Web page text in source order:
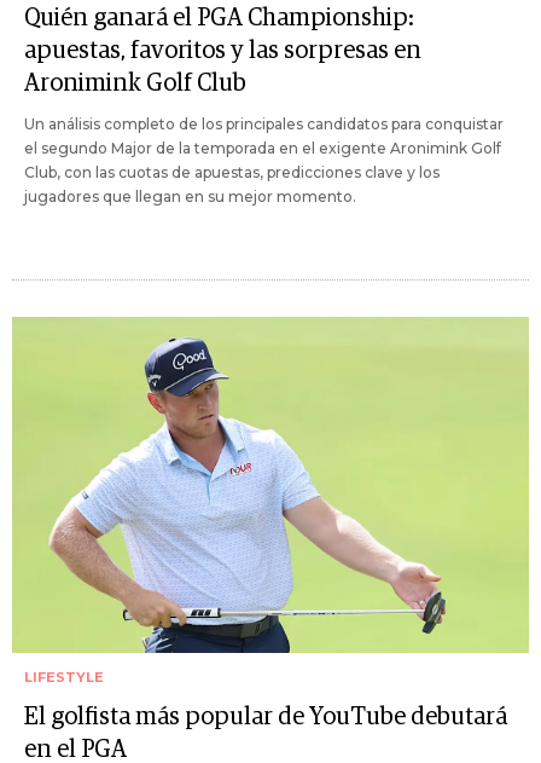
Quién ganará el PGA Championship:
apuestas, favoritos y las sorpresas en
Aronimink Golf Club
Un análisis completo de los principales candidatos para conquistar
el segundo Major de la temporada en el exigente Aronimink Golf
Club, con las cuotas de apuestas, predicciones clave y los
jugadores que llegan en su mejor momento.
LIFESTYLE
El golfista más popular de YouTube debutará
en el PGA